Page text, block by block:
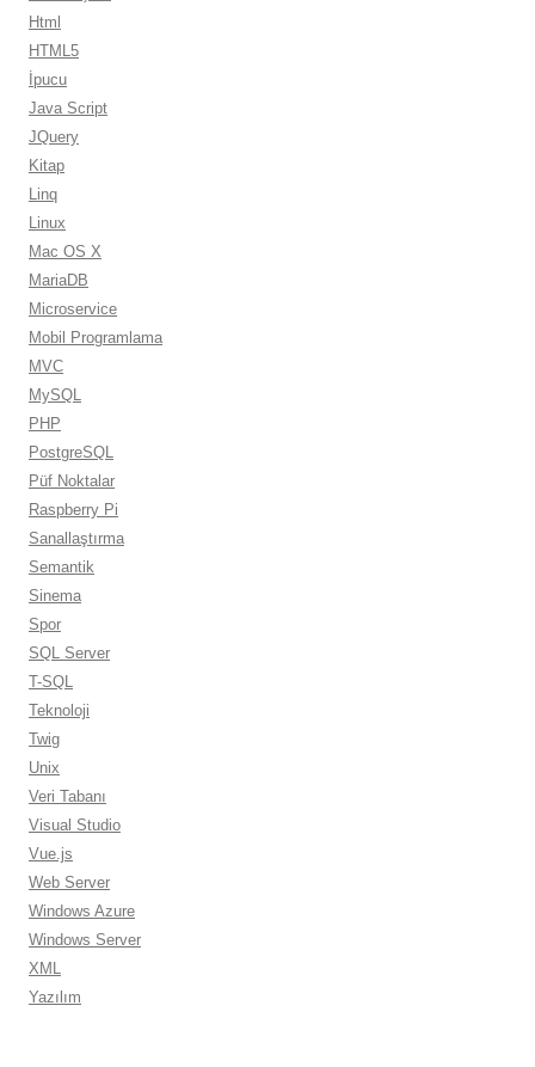
Html
HTML5
İpucu
Java Script
JQuery
Kitap
Linq
Linux
Mac OS X
MariaDB
Microservice
Mobil Programlama
MVC
MySQL
PHP
PostgreSQL
Püf Noktalar
Raspberry Pi
Sanallaştırma
Semantik
Sinema
Spor
SQL Server
T-SQL
Teknoloji
Twig
Unix
Veri Tabanı
Visual Studio
Vue.js
Web Server
Windows Azure
Windows Server
XML
Yazılım